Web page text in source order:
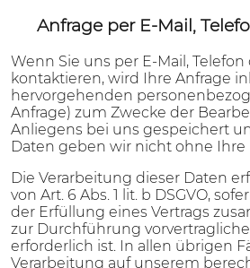
Anfrage per E-Mail,
Wenn Sie uns per E-Mail, Telefon
kontaktieren, wird Ihre Anfrage
hervorgehenden
Anfrage) zum Zwecke der
Anliegens bei uns gespeichert
Daten geben wir nicht ohne
Die Verarbeitung dieser Daten
von Art. 6 Abs. 1 lit. b DSGVO,
der Erfüllung eines Vertrags
zur Durchführung
erforderlich ist. In allen übrigen
Verarbeitung auf unserem